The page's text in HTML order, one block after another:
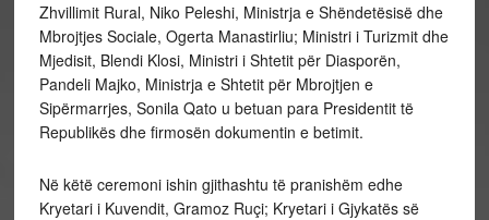
Zhvillimit Rural, Niko Peleshi, Ministrja e Shëndetësisë dhe
Mbrojtjes Sociale, Ogerta Manastirliu; Ministri i Turizmit dhe
Mjedisit, Blendi Klosi, Ministri i Shtetit për Diasporën,
Pandeli Majko, Ministrja e Shtetit për Mbrojtjen e
Sipërmarrjes, Sonila Qato u betuan para Presidentit të
Republikës dhe firmosën dokumentin e betimit.
Në këtë ceremoni ishin gjithashtu të pranishëm edhe
Kryetari i Kuvendit, Gramoz Ruçi; Kryetari i Gjykatës së